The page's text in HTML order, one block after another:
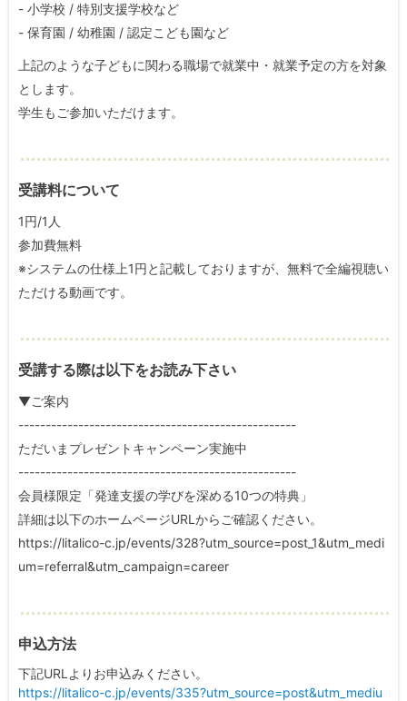
- 小学校 / 特別支援学校など
- 保育園 / 幼稚園 / 認定こども園など
上記のような子どもに関わる職場で就業中・就業予定の方を対象
とします。
学生もご参加いただけます。
受講料について
1円/1人
参加費無料
※システムの仕様上1円と記載しておりますが、無料で全編視聴い
ただける動画です。
受講する際は以下をお読み下さい
▼ご案内
---------------------------------------------------
ただいまプレゼントキャンペーン実施中
---------------------------------------------------
会員様限定「発達支援の学びを深める10つの特典」
詳細は以下のホームページURLからご確認ください。
https://litalico-c.jp/events/328?utm_source=post_1&utm_medi
um=referral&utm_campaign=career
申込方法
下記URLよりお申込みください。
https://litalico-c.jp/events/335?utm_source=post&utm_mediu